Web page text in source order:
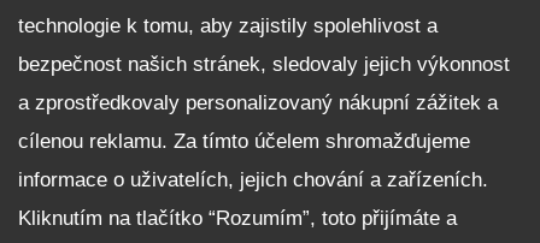
Fleet program Škoda
Nabídka zaměstnání
Facebook
Reklamační řád
Zásady zpracování osobních údajů pro zákazníky
Upozornění pro věřitele a společníky na jejich práva
technologie k tomu, aby zajistily spolehlivost a
bezpečnost našich stránek, sledovaly jejich výkonnost
a zprostředkovaly personalizovaný nákupní zážitek a
cílenou reklamu. Za tímto účelem shromažďujeme
informace o uživatelích, jejich chování a zařízeních.
Kliknutím na tlačítko “Rozumím”, toto přijímáte a